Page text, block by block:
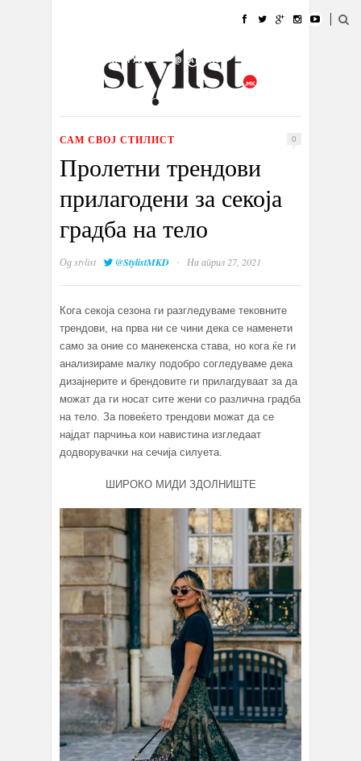
УБАВИНА
КУЛТУРА @РАБОТА
ИЗЛОГ
САМ СВОЈ СТИЛИСТ 0
Пролетни трендови
прилагодени за секоја
градба на тело
Одstylist @StylistMKD · На април 27, 2021
Кога секоја сезона ги разгледуваме тековните
трендови, на прва ни се чини дека се наменети
само за оние со манекенска става, но кога ќе ги
анализираме малку подобро согледуваме дека
дизајнерите и брендовите ги прилагдуваат за да
можат да ги носат сите жени со различна градба
на тело. За повеќето трендови можат да се
најдат парчиња кои навистина изгледаат
додворувачки на сечија силуета.
ШИРОКО МИДИ ЗДОЛНИШТЕ